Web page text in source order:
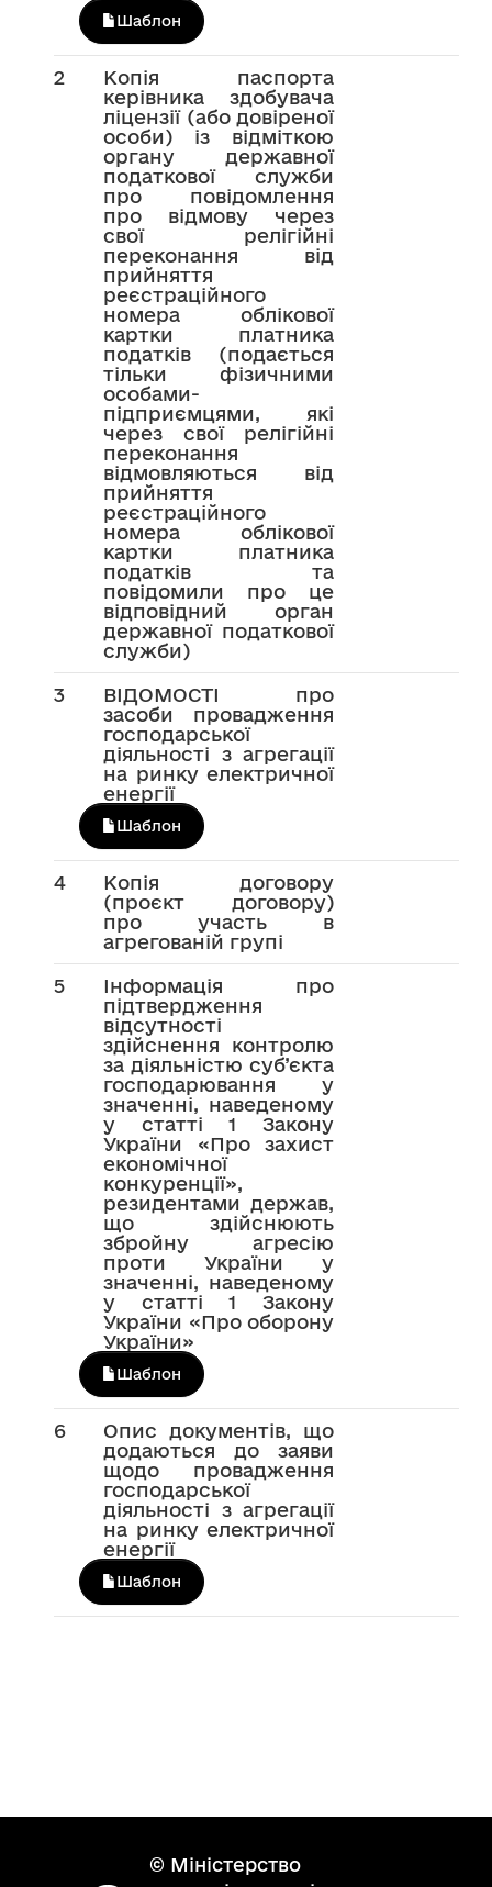
Шаблон
2
Копія паспорта
керівника здобувача
ліцензії (або довіреної
особи) із відміткою
органу державної
податкової служби
про повідомлення
про відмову через
свої релігійні
переконання від
прийняття
реєстраційного
номера облікової
картки платника
податків (подається
тільки фізичними
особами-
підприємцями, які
через свої релігійні
переконання
відмовляються від
прийняття
реєстраційного
номера облікової
картки платника
податків та
повідомили про це
відповідний орган
державної податкової
служби)
3
ВІДОМОСТІ про
засоби провадження
господарської
діяльності з агрегації
на ринку електричної
енергії
Шаблон
4
Копія договору
(проєкт договору)
про участь в
агрегованій групі
5
Інформація про
підтвердження
відсутності
здійснення контролю
за діяльністю суб’єкта
господарювання у
значенні, наведеному
у статті 1 Закону
України «Про захист
економічної
конкуренції»,
резидентами держав,
що здійснюють
збройну агресію
проти України у
значенні, наведеному
у статті 1 Закону
України «Про оборону
України»
Шаблон
6
Опис документів, що
додаються до заяви
щодо провадження
господарської
діяльності з агрегації
на ринку електричної
енергії
Шаблон
© Міністерство